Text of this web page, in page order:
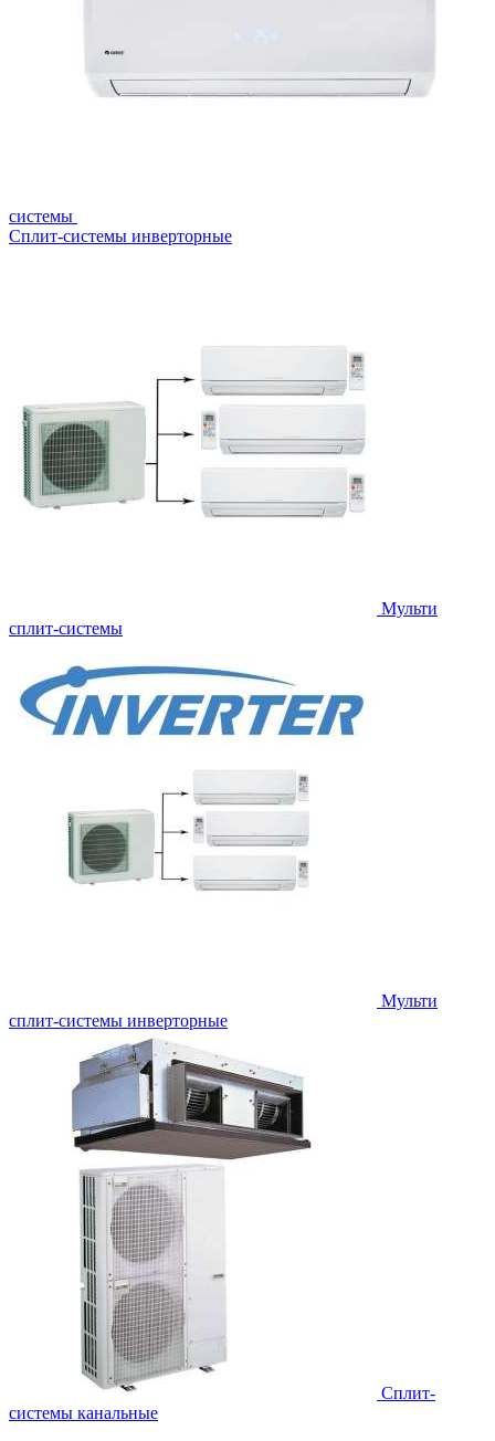
системы
Сплит-системы инверторные
Мульти
сплит-системы
Мульти
сплит-системы инверторные
Сплит-
системы канальные